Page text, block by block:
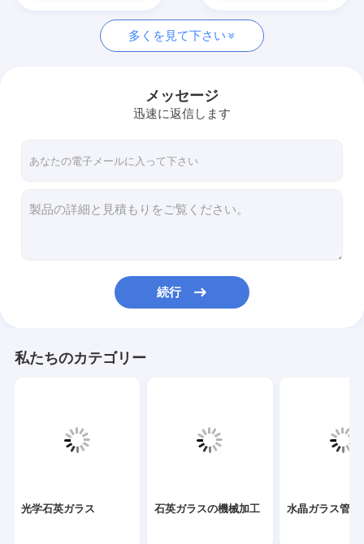
光学石英ガラス
ホウケイ酸ガラス管
レーザースペアパーツ
クォーツ装置
カスタムガラス部品
多くを見て下さい
メッセージ
迅速に返信します
続行
私たちのカテゴリー
光学石英ガラス 石英ガラスの機械加工 水晶ガラス管